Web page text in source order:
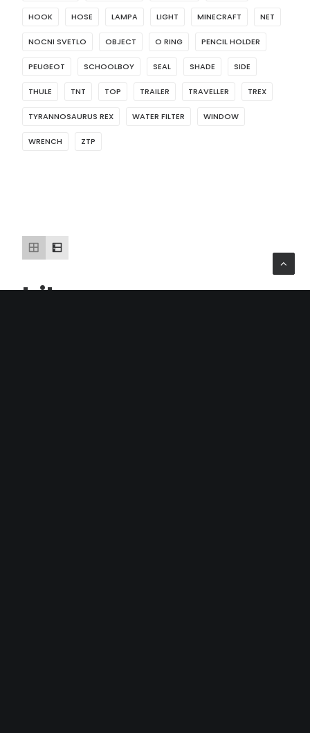
HOOK HOSE LAMPA LIGHT MINECRAFT NET
NOCNI SVETLO OBJECT O RING PENCIL HOLDER
PEUGEOT SCHOOLBOY SEAL SHADE SIDE
THULE TNT TOP TRAILER TRAVELLER TREX
TYRANNOSAURUS REX WATER FILTER WINDOW
WRENCH ZTP
bike